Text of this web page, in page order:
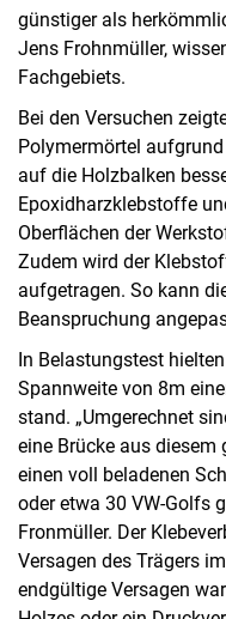
günstiger als
Jens Frohnmüller,
Fachgebiets.
Bei den Versuchen
Polymermörtel
auf die Holzbalken
Epoxidharzklebstoffe
Oberflächen der
Zudem wird der
aufgetragen. So kann
Beanspruchung
In Belastungstest
Spannweite von 8m
stand. „Umgerechnet
eine Brücke aus diesem
einen voll beladenen
oder etwa 30 VW-Golfs
Fronmüller. Der
Versagen des Trägers
endgültige Versagen